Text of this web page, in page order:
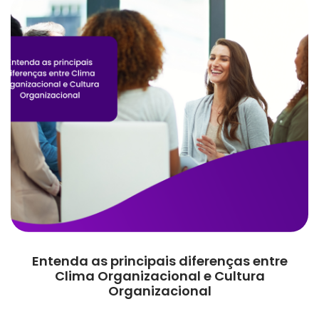
Entenda as principais diferenças entre
Clima Organizacional e Cultura
Organizacional